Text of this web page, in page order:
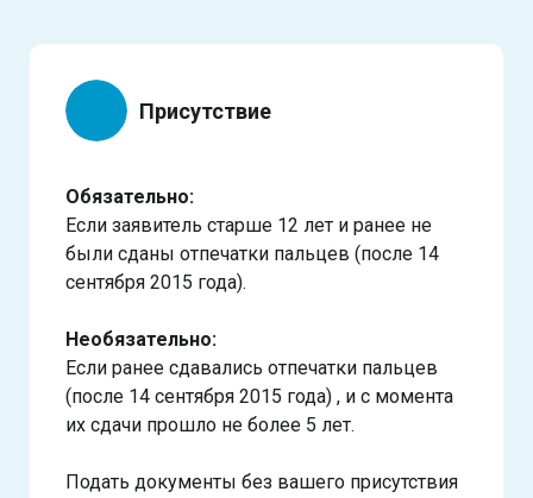
Присутствие
Обязательно:
Если заявитель старше 12 лет и ранее не
были сданы отпечатки пальцев (после 14
сентября 2015 года).
Необязательно:
Если ранее сдавались отпечатки пальцев
(после 14 сентября 2015 года) , и с момента
их сдачи прошло не более 5 лет.
Подать документы без вашего присутствия